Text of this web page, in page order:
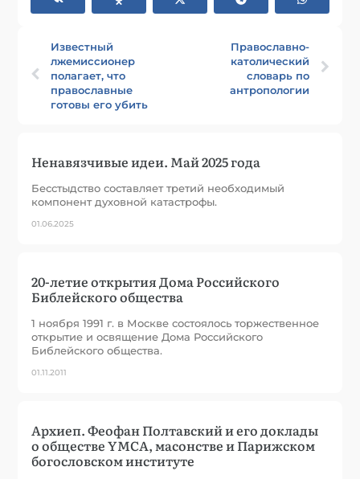
Известный
лжемиссионер
полагает, что
православные
готовы его убить
Православно-
католический
словарь по
антропологии
Ненавязчивые идеи. Май 2025 года
Бесстыдство составляет третий необходимый
компонент духовной катастрофы.
01.06.2025
20-летие открытия Дома Российского
Библейского общества
1 ноября 1991 г. в Москве состоялось торжественное
открытие и освящение Дома Российского
Библейского общества.
01.11.2011
Архиеп. Феофан Полтавский и его доклады
о обществе YMCA, масонстве и Парижском
богословском институте